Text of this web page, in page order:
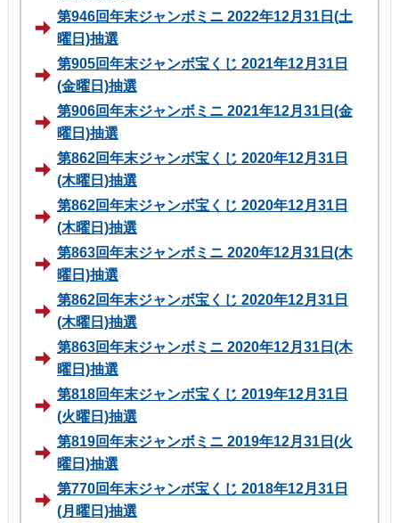
第946回年末ジャンボミニ 2022年12月31日(土
曜日)抽選
第905回年末ジャンボ宝くじ 2021年12月31日
(金曜日)抽選
第906回年末ジャンボミニ 2021年12月31日(金
曜日)抽選
第862回年末ジャンボ宝くじ 2020年12月31日
(木曜日)抽選
第862回年末ジャンボ宝くじ 2020年12月31日
(木曜日)抽選
第863回年末ジャンボミニ 2020年12月31日(木
曜日)抽選
第862回年末ジャンボ宝くじ 2020年12月31日
(木曜日)抽選
第863回年末ジャンボミニ 2020年12月31日(木
曜日)抽選
第818回年末ジャンボ宝くじ 2019年12月31日
(火曜日)抽選
第819回年末ジャンボミニ 2019年12月31日(火
曜日)抽選
第770回年末ジャンボ宝くじ 2018年12月31日
(月曜日)抽選